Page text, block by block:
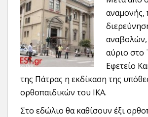
αναμονής,
αναβολών,
αύριο στο
Εφετείο
της Πάτρας η εκδίκαση της
ορθοπαιδικών του ΙΚΑ.
Στο εδώλιο θα καθίσουν έξι